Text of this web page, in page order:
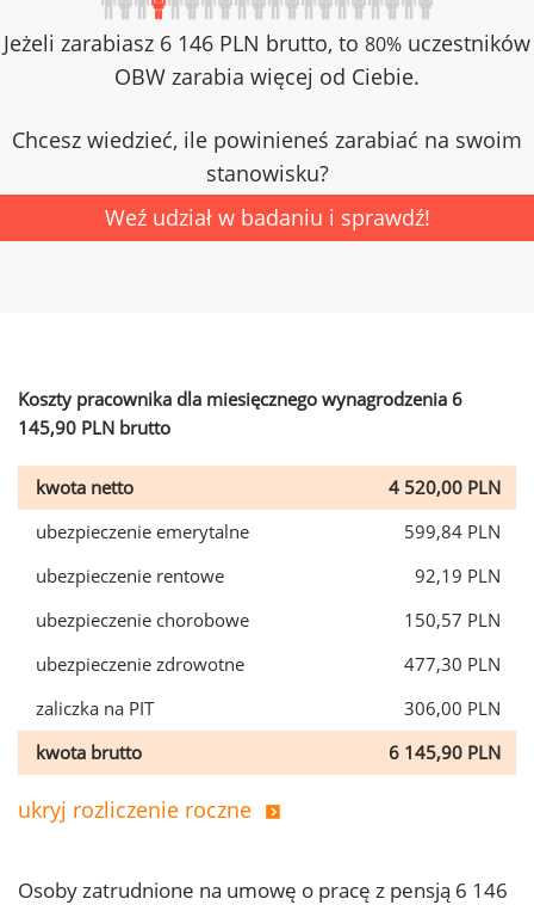
Jeżeli zarabiasz 6 146 PLN brutto, to 80% uczestników
OBW zarabia więcej od Ciebie.
Chcesz wiedzieć, ile powinieneś zarabiać na swoim
stanowisku?
Weź udział w badaniu i sprawdź!
Koszty pracownika dla miesięcznego wynagrodzenia 6
145,90 PLN brutto
kwota netto
4 520,00 PLN
ubezpieczenie emerytalne
599,84 PLN
ubezpieczenie rentowe
92,19 PLN
ubezpieczenie chorobowe
150,57 PLN
ubezpieczenie zdrowotne
477,30 PLN
zaliczka na PIT
306,00 PLN
kwota brutto
6 145,90 PLN
ukryj rozliczenie roczne
Osoby zatrudnione na umowę o pracę z pensją 6 146